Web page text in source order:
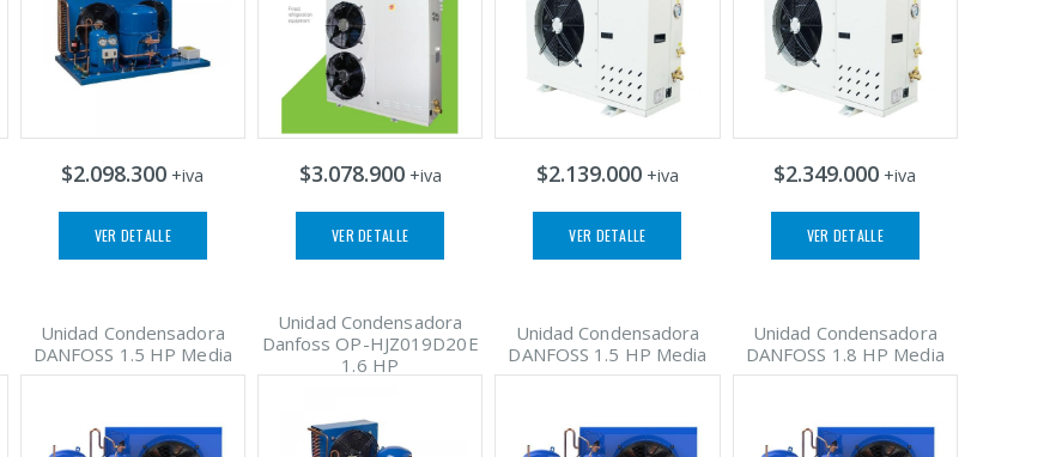
$2.098.300 +iva
VER DETALLE
$3.078.900+iva
VER DETALLE
$2.139.000+iva
VER DETALLE
$2.349.000 +iva
VER DETALLE
Unidad Condensadora
DANFOSS 1.5 HP Media
Unidad Condensadora
Danfoss OP-HJZ019D20E
1.6 HP
Unidad Condensadora
DANFOSS 1.5 HP Media
Unidad Condensadora
DANFOSS 1.8 HP Media